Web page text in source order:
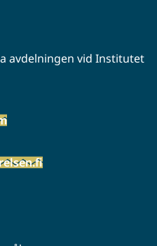
avdelningen vid Institutet